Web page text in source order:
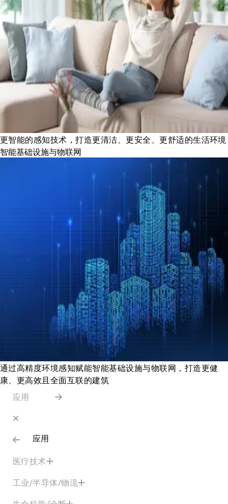
更智能的感知技术，打造更清洁、更安全、更舒适的生活环境
智能基础设施与物联网
通过高精度环境感知赋能智能基础设施与物联网，打造更健
康、更高效且全面互联的建筑
应用
应用
医疗技术
工业/半导体/物流